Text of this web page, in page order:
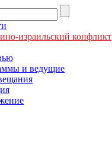
израильский конфликт
и ведущие